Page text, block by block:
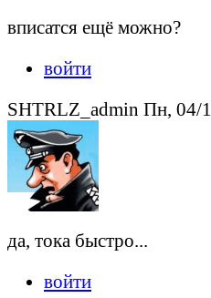
вписатся ещё можно?
войти
SHTRLZ_admin Пн, 04/
да, тока быстро...
войти